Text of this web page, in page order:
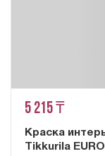
5 215 ₸
Краска
Tikkurila